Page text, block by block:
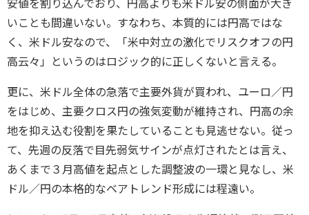
安値を割り込んでおり、円高よりも米ドル安の側面が大き
いことも間違いない。すなわち、本質的には円高ではな
く、米ドル安なので、「米中対立の激化でリスクオフの円
高云々」というのはロジック的に正しくないと言える。
更に、米ドル全体の急落で主要外貨が買われ、ユーロ／円
をはじめ、主要クロス円の強気変動が維持され、円高の余
地を抑え込む役割を果たしていることも見逃せない。従っ
て、先週の反落で目先弱気サインが点灯されたとは言え、
あくまで３月高値を起点とした調整波の一環と見なし、米
ドル／円の本格的なベアトレンド形成には程遠い。